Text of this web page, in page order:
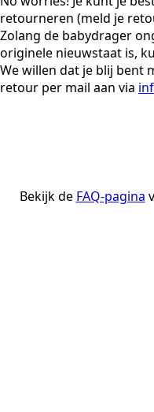
retourneren (meld je
Zolang de babydrager
originele nieuwstaat is,
We willen dat je blij bent
retour per mail aan via
Bekijk de FAQ-pagina